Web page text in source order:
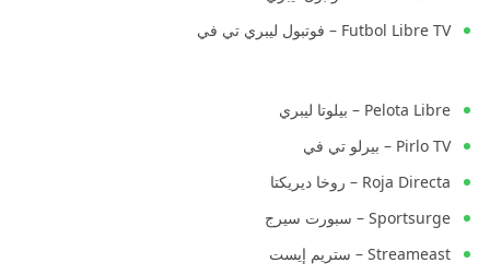
Futbol Libre TV – فوتبول ليبري تي في
Pelota Libre – بيلوتا ليبري
Pirlo TV – بيرلو تي في
Roja Directa – روخا ديريكتا
Sportsurge – سبورت سيرج
Streameast – ستريم إيست